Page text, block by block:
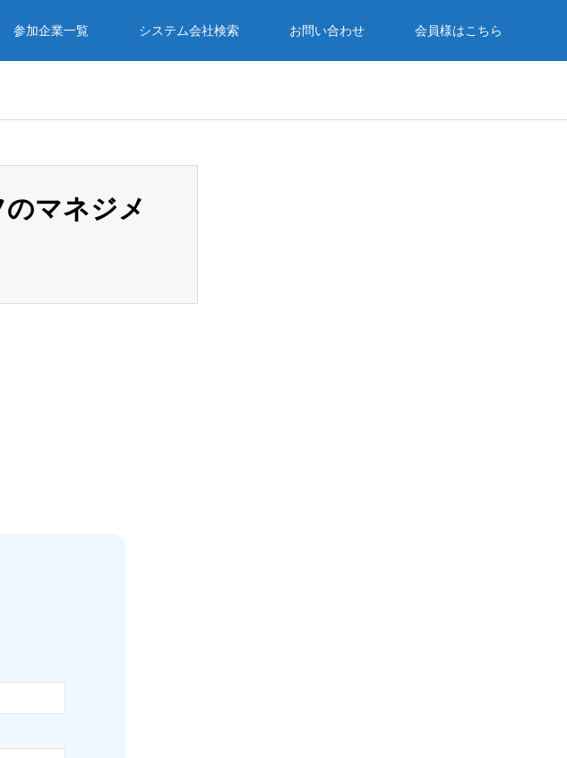
参加企業一覧 システム会社検索 お問い合わせ 会員様はこちら
のマネジメ